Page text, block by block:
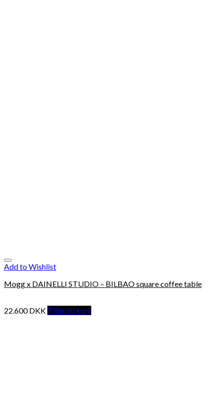
Add to Wishlist
Mogg x DAINELLI STUDIO – BILBAO square coffee table
22.600DKK Tilføj til kurv